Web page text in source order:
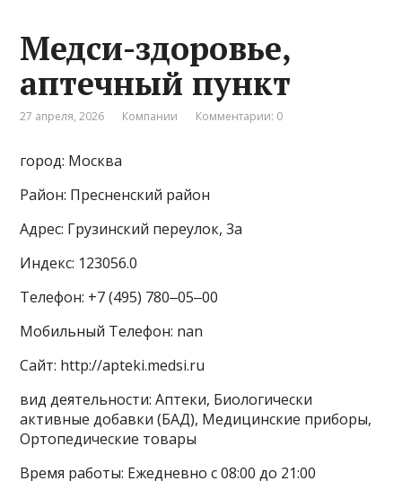
Медси-здоровье,
аптечный пункт
27 апреля, 2026 Компании Комментарии: 0
город: Москва
Район: Пресненский район
Адрес: Грузинский переулок, 3а
Индекс: 123056.0
Телефон: +7 (495) 780‒05‒00
Мобильный Телефон: nan
Сайт: http://apteki.medsi.ru
вид деятельности: Аптеки, Биологически
активные добавки (БАД), Медицинские приборы,
Ортопедические товары
Время работы: Ежедневно с 08:00 до 21:00